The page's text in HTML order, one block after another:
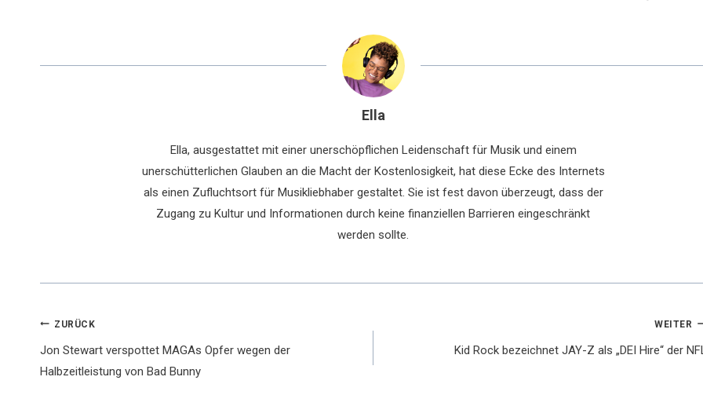
Ella
Ella, ausgestattet mit einer unerschöpflichen Leidenschaft für Musik und einem
unerschütterlichen Glauben an die Macht der Kostenlosigkeit, hat diese Ecke des Internets
als einen Zufluchtsort für Musikliebhaber gestaltet. Sie ist fest davon überzeugt, dass der
Zugang zu Kultur und Informationen durch keine finanziellen Barrieren eingeschränkt
werden sollte.
Beitragsnavigation
ZURÜCK
Jon Stewart verspottet MAGAs Opfer wegen der
Halbzeitleistung von Bad Bunny
WEITER
Kid Rock bezeichnet JAY-Z als „DEI Hire“ der